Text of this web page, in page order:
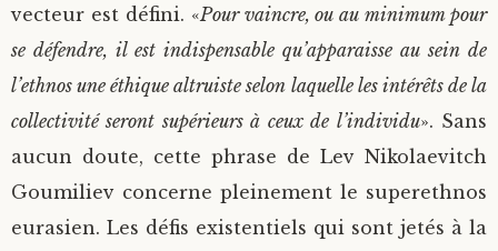
vecteur est défini. «Pour vaincre, ou au minimum pour
se défendre, il est indispensable qu’apparaisse au sein de
l’ethnos une éthique altruiste selon laquelle les intérêts de la
collectivité seront supérieurs à ceux de l’individu». Sans
aucun doute, cette phrase de Lev Nikolaevitch
Goumiliev concerne pleinement le superethnos
eurasien. Les défis existentiels qui sont jetés à la